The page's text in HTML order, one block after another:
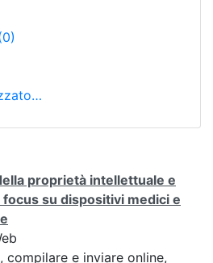
proprietà intellettuale e
su dispositivi medici e
compilare e inviare online,